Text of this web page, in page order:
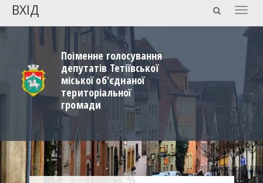
ВХІД
Поіменне голосування
депутатів Тетіївської
міської об'єднаної
територіальної
громади